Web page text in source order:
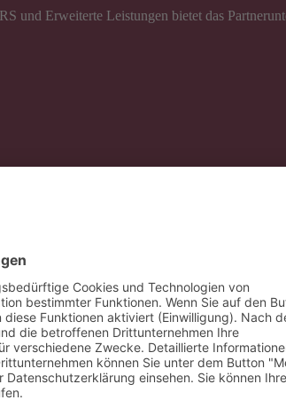
und Erweiterte Leistungen bietet das
Arbeits- und Sozialrechtsschutz,
entlang >